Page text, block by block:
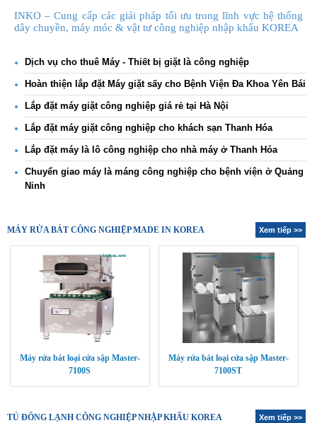
INKO – Cung cấp các giải pháp tối ưu trong lĩnh vực hệ thống
dây chuyền, máy móc & vật tư công nghiệp nhập khẩu KOREA
Dịch vụ cho thuê Máy - Thiết bị giặt là công nghiệp
Hoàn thiện lắp đặt Máy giặt sấy cho Bệnh Viện Đa Khoa Yên Bái
Lắp đặt máy giặt công nghiệp giá rẻ tại Hà Nội
Lắp đặt máy giặt công nghiệp cho khách sạn Thanh Hóa
Lắp đặt máy là lô công nghiệp cho nhà máy ở Thanh Hóa
Chuyển giao máy là máng công nghiệp cho bệnh viện ở Quảng
Ninh
MÁY RỬA BÁT CÔNG NGHIỆP MADE IN KOREA Xem tiếp >>
Máy rửa bát loại cửa sập Master-
7100S
Máy rửa bát loại cửa sập Master-
7100ST
TỦ ĐÔNG LẠNH CÔNG NGHIỆP NHẬP KHẨU KOREA Xem tiếp >>